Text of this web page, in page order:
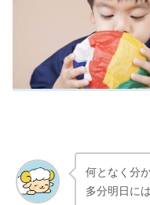
何となく分
多分明日に